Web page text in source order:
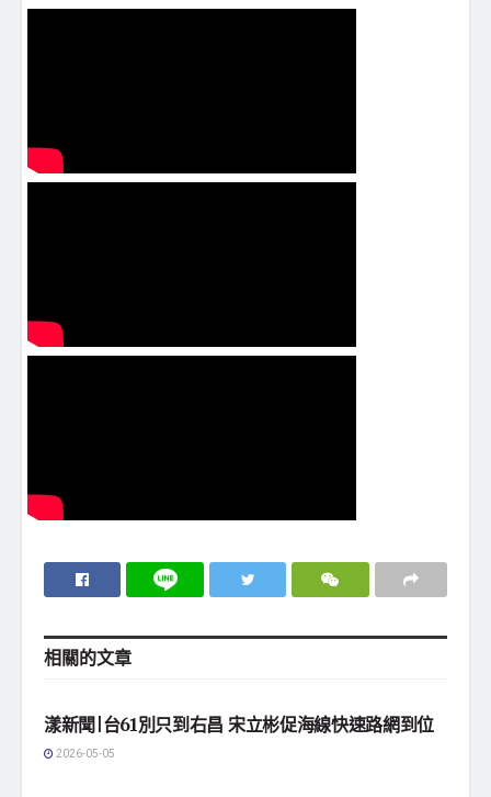
相關的文章
漾新聞|台61別只到右昌 宋立彬促海線快速路網到位
2026-05-05